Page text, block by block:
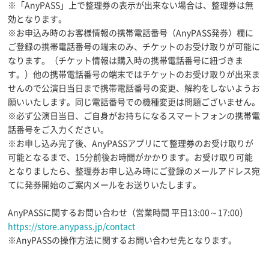
※「AnyPASS」上で整理券の表示が出来ない場合は、整理券は無
効となります。
※お申込み時のお客様情報の携帯電話番号（AnyPASS発券）欄に
ご登録の携帯電話番号の端末のみ、チケットのお受け取りが可能に
なります。（チケット情報は購入時の携帯電話番号に紐づきま
す。）他の携帯電話番号の端末ではチケットのお受け取りが出来ま
せんので公演日当日まで携帯電話番号の変更、解約をしないようお
願いいたします。同じ電話番号での機種変更は問題ございません。
※必ず公演日当日、ご自身がお持ちになるスマートフォンの携帯電
話番号をご入力ください。
※お申し込み完了後、AnyPASSアプリにて整理券のお受け取りが
可能となるまで、15分前後お時間がかかります。お受け取り可能
となりましたら、整理券お申し込み時にご登録のメールアドレス宛
てに発券開始のご案内メールをお送りいたします。
AnyPASSに関するお問い合わせ（営業時間 平日13:00～17:00）
https://store.anypass.jp/contact
※AnyPASSの操作方法に関するお問い合わせ先となります。